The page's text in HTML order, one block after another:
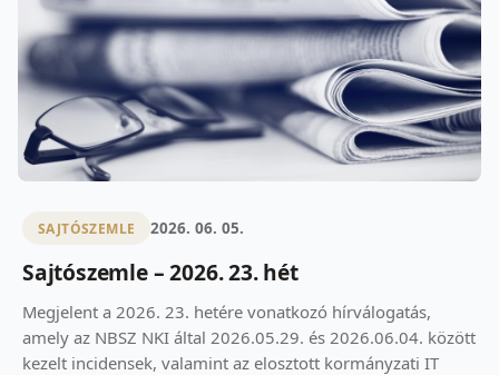
SAJTÓSZEMLE 2026. 06. 05.
Sajtószemle – 2026. 23. hét
Megjelent a 2026. 23. hetére vonatkozó hírválogatás,
amely az NBSZ NKI által 2026.05.29. és 2026.06.04. között
kezelt incidensek, valamint az elosztott kormányzati IT